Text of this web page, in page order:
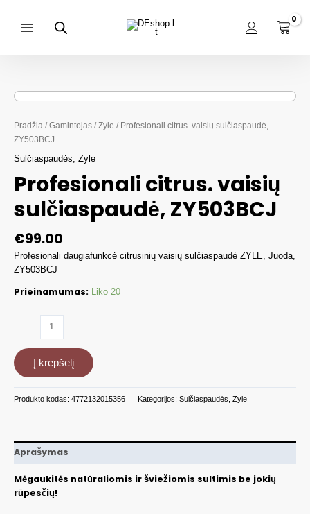
turinio
Pradžia /Gamintojas /Zyle / Profesionali citrus. vaisių sulčiaspaudė,
ZY503BCJ
Sulčiaspaudės, Zyle
Profesionali citrus. vaisių
sulčiaspaudė, ZY503BCJ
€99.00
Profesionali daugiafunkcė citrusinių vaisių sulčiaspaudė ZYLE, Juoda,
ZY503BCJ
Prieinamumas: Liko 20
Profesionali
citrus.
vaisių
ZY503BCJ
Į krepšelį
Produkto kodas: 4772132015356 Kategorijos: Sulčiaspaudės Zyle
Aprašymas
Mėgaukitės natūraliomis ir šviežiomis sultimis be jokių
rūpesčių!